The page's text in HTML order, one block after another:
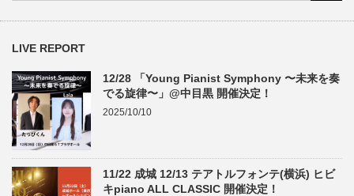
LIVE REPORT
12/28 「Young Pianist Symphony 〜未来を奏
でる旋律〜」@中目黒 開催決定！
2025/10/10
11/22 成城 12/13 テアトルフォンテ(横浜) ヒビ
キpiano ALL CLASSIC 開催決定！